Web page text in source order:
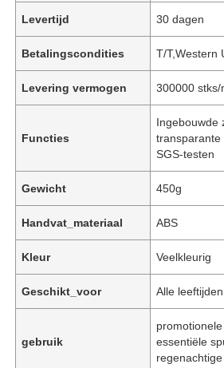
Levertijd 30 dagen
Betalingscondities T/T,Western
Levering vermogen 300000 stks/
Functies
Ingebouwde
transparante
SGS-testen
Gewicht 450g
Handvat_materiaal ABS
Kleur Veelkleurig
Geschikt_voor Alle leeftijden
gebruik
essentiële